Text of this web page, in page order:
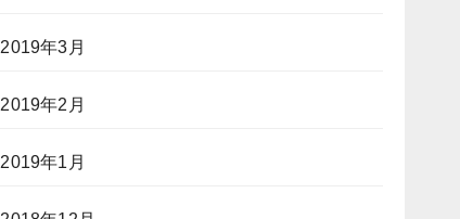
2019年3月
2019年2月
2019年1月